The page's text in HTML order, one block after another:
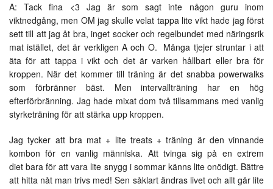
A: Tack fina <3 Jag är som sagt inte någon guru inom
viktnedgång, men OM jag skulle velat tappa lite vikt hade jag först
sett till att jag åt bra, inget socker och regelbundet med näringsrik
mat istället, det är verkligen A och O. Många tjejer struntar i att
äta för att tappa i vikt och det är varken hållbart eller bra för
kroppen. När det kommer till träning är det snabba powerwalks
som förbränner bäst. Men intervallträning har en hög
efterförbränning. Jag hade mixat dom två tillsammans med vanlig
styrketräning för att stärka upp kroppen.
Jag tycker att bra mat + lite treats + träning är den vinnande
kombon för en vanlig människa. Att tvinga sig på en extrem
diet bara för att vara lite snygg i sommar känns lite onödigt. Bättre
att hitta nåt man trivs med! Sen såklart ändras livet och allt går lite